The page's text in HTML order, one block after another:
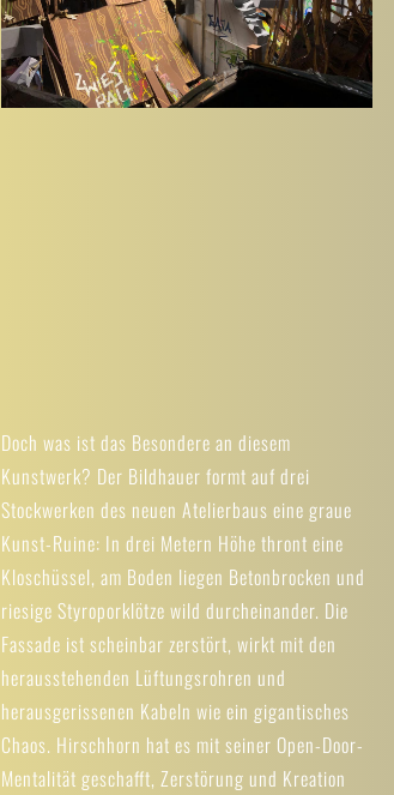
Doch was ist das Besondere an diesem
Kunstwerk? Der Bildhauer formt auf drei
Stockwerken des neuen Atelierbaus eine graue
Kunst-Ruine: In drei Metern Höhe thront eine
Kloschüssel, am Boden liegen Betonbrocken und
riesige Styroporklötze wild durcheinander. Die
Fassade ist scheinbar zerstört, wirkt mit den
herausstehenden Lüftungsrohren und
herausgerissenen Kabeln wie ein gigantisches
Chaos. Hirschhorn hat es mit seiner Open-Door-
Mentalität geschafft, Zerstörung und Kreation